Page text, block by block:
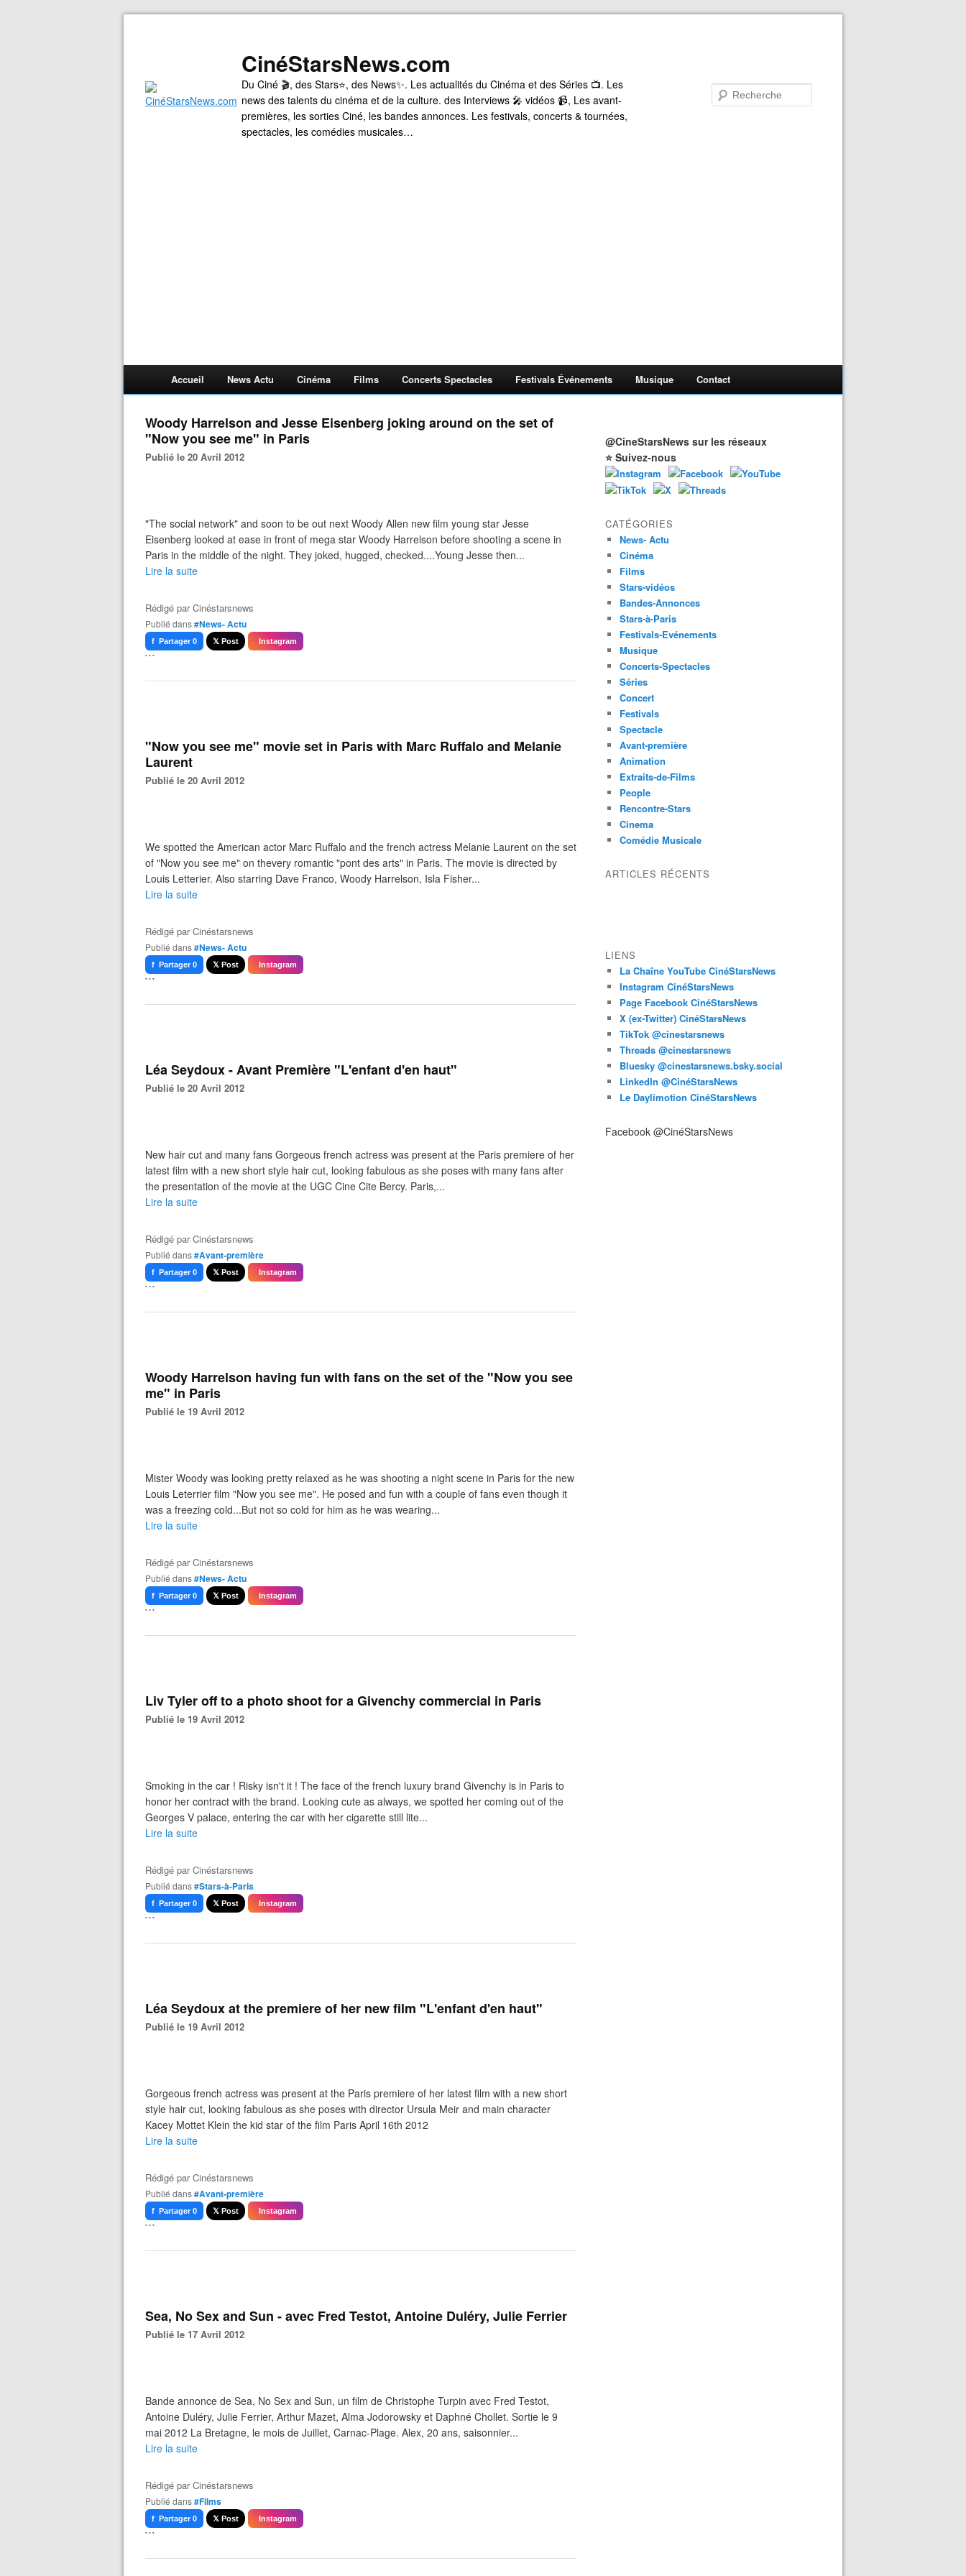
CinéStarsNews.com
Du Ciné 🎬, des Stars⭐, des News✨. Les actualités du Cinéma et des Séries 📺. Les
news des talents du cinéma et de la culture. des Interviews 🎤 vidéos 📹, Les avant-
premières, les sorties Ciné, les bandes annonces. Les festivals, concerts & tournées,
spectacles, les comédies musicales…
Accueil News Actu Cinéma Films Concerts Spectacles Festivals Événements Musique Contact
Woody Harrelson and Jesse Eisenberg joking around on the set of
"Now you see me" in Paris
Publié le 20 Avril 2012
"The social network" and soon to be out next Woody Allen new film young star Jesse
Eisenberg looked at ease in front of mega star Woody Harrelson before shooting a scene in
Paris in the middle of the night. They joked, hugged, checked....Young Jesse then...
Lire la suite
Rédigé parCinéstarsnews
Publié dans#News- Actu
f Partager 0 𝕏 Post Instagram
```
"Now you see me" movie set in Paris with Marc Ruffalo and Melanie
Laurent
Publié le 20 Avril 2012
We spotted the American actor Marc Ruffalo and the french actress Melanie Laurent on the set
of "Now you see me" on thevery romantic "pont des arts" in Paris. The movie is directed by
Louis Letterier. Also starring Dave Franco, Woody Harrelson, Isla Fisher...
Lire la suite
Rédigé parCinéstarsnews
Publié dans#News- Actu
f Partager 0 𝕏 Post Instagram
```
Léa Seydoux - Avant Première "L'enfant d'en haut"
Publié le 20 Avril 2012
New hair cut and many fans Gorgeous french actress was present at the Paris premiere of her
latest film with a new short style hair cut, looking fabulous as she poses with many fans after
the presentation of the movie at the UGC Cine Cite Bercy. Paris,...
Lire la suite
Rédigé parCinéstarsnews
Publié dans#Avant-première
f Partager 0 𝕏 Post Instagram
```
Woody Harrelson having fun with fans on the set of the "Now you see
me" in Paris
Publié le 19 Avril 2012
Mister Woody was looking pretty relaxed as he was shooting a night scene in Paris for the new
Louis Leterrier film "Now you see me". He posed and fun with a couple of fans even though it
was a freezing cold...But not so cold for him as he was wearing...
Lire la suite
Rédigé parCinéstarsnews
Publié dans#News- Actu
f Partager 0 𝕏 Post Instagram
```
Liv Tyler off to a photo shoot for a Givenchy commercial in Paris
Publié le 19 Avril 2012
Smoking in the car ! Risky isn't it ! The face of the french luxury brand Givenchy is in Paris to
honor her contract with the brand. Looking cute as always, we spotted her coming out of the
Georges V palace, entering the car with her cigarette still lite...
Lire la suite
Rédigé parCinéstarsnews
Publié dans#Stars-à-Paris
f Partager 0 𝕏 Post Instagram
```
Léa Seydoux at the premiere of her new film "L'enfant d'en haut"
Publié le 19 Avril 2012
Gorgeous french actress was present at the Paris premiere of her latest film with a new short
style hair cut, looking fabulous as she poses with director Ursula Meir and main character
Kacey Mottet Klein the kid star of the film Paris April 16th 2012
Lire la suite
Rédigé parCinéstarsnews
Publié dans#Avant-première
f Partager 0 𝕏 Post Instagram
```
Sea, No Sex and Sun - avec Fred Testot, Antoine Duléry, Julie Ferrier
Publié le 17 Avril 2012
Bande annonce de Sea, No Sex and Sun, un film de Christophe Turpin avec Fred Testot,
Antoine Duléry, Julie Ferrier, Arthur Mazet, Alma Jodorowsky et Daphné Chollet. Sortie le 9
mai 2012 La Bretagne, le mois de Juillet, Carnac-Plage. Alex, 20 ans, saisonnier...
Lire la suite
Rédigé parCinéstarsnews
Publié dans#Films
f Partager 0 𝕏 Post Instagram
```
@CineStarsNews sur les réseaux
⭐ Suivez-nous
CATÉGORIES
News- Actu
Cinéma
Films
Stars-vidéos
Bandes-Annonces
Stars-à-Paris
Festivals-Evénements
Musique
Concerts-Spectacles
Séries
Concert
Festivals
Spectacle
Avant-première
Animation
Extraits-de-Films
People
Rencontre-Stars
Cinema
Comédie Musicale
ARTICLES RÉCENTS
LIENS
La Chaîne YouTube CinéStarsNews
Instagram CinéStarsNews
Page Facebook CinéStarsNews
X (ex-Twitter) CinéStarsNews
TikTok @cinestarsnews
Threads @cinestarsnews
Bluesky @cinestarsnews.bsky.social‬
LinkedIn @CinéStarsNews
Le Daylimotion CinéStarsNews
Facebook @CinéStarsNews